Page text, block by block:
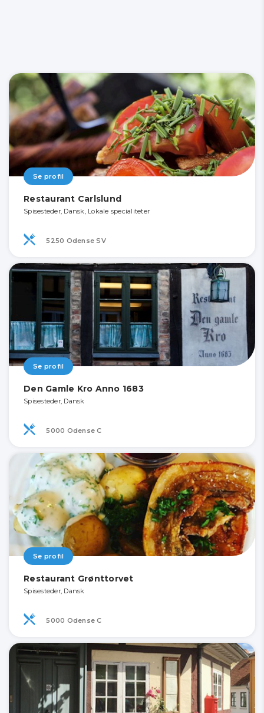
Se profil
Restaurant Carlslund
Spisesteder, Dansk, Lokale specialiteter
5250 Odense SV
Se profil
Den Gamle Kro Anno 1683
Spisesteder, Dansk
5000 Odense C
Se profil
Restaurant Grønttorvet
Spisesteder, Dansk
5000 Odense C